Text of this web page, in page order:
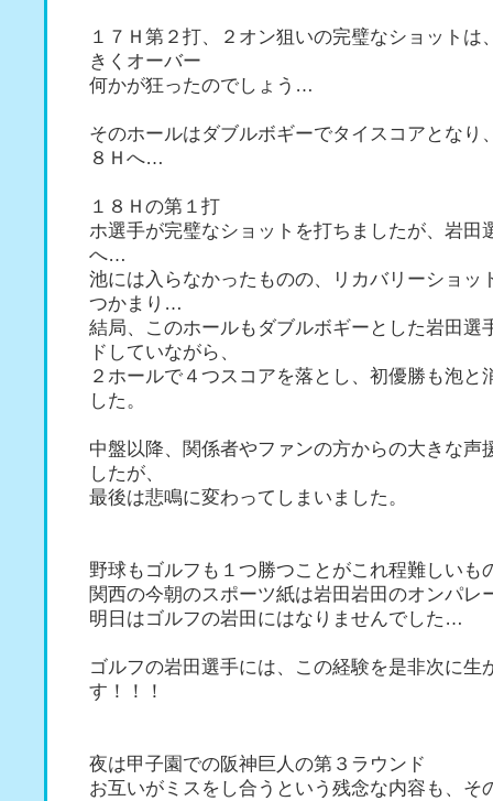
１７Ｈ第２打、２オン狙いの完璧なショットは
きくオーバー
何かが狂ったのでしょう…
そのホールはダブルボギーでタイスコアとなり
８Ｈへ…
１８Ｈの第１打
ホ選手が完璧なショットを打ちましたが、岩田
へ…
池には入らなかったものの、リカバリーショッ
つかまり…
結局、このホールもダブルボギーとした岩田選
ドしていながら、
２ホールで４つスコアを落とし、初優勝も泡と
した。
中盤以降、関係者やファンの方からの大きな声
したが、
最後は悲鳴に変わってしまいました。
野球もゴルフも１つ勝つことがこれ程難しいも
関西の今朝のスポーツ紙は岩田岩田のオンパレ
明日はゴルフの岩田にはなりませんでした…
ゴルフの岩田選手には、この経験を是非次に生
す！！！
夜は甲子園での阪神巨人の第３ラウンド
お互いがミスをし合うという残念な内容も、そ